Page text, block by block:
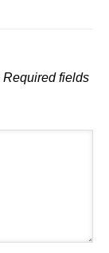
Required fields